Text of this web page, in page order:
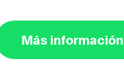
Más información